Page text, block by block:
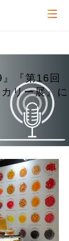
』『第16回
リー展』に